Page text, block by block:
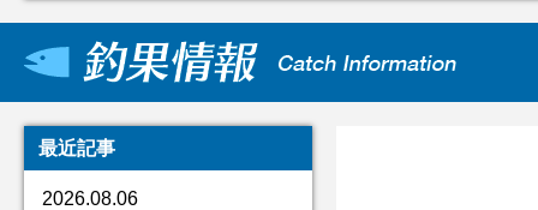
最近記事
2026.08.06